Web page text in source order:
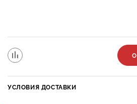
УСЛОВИЯ ДОСТАВКИ